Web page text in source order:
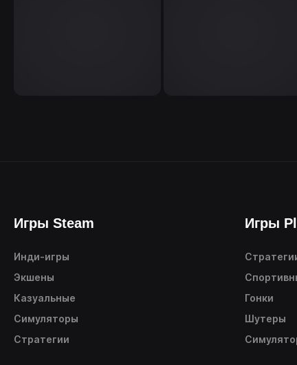
Игры Steam
Инди-игры
Экшены
Казуальные
Симуляторы
Стратегии
Игры
Гонки
Шутеры